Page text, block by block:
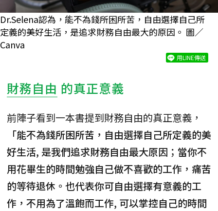
Dr.Selena認為，能不為錢所困所苦，自由選擇自己所
定義的美好生活，是追求財務自由最大的原因。 圖／
Canva
用LINE傳送
財務自由 的真正意義
前陣子看到一本書提到財務自由的真正意義，
「能不為錢所困所苦，自由選擇自己所定義的美
好生活, 是我們追求財務自由最大原因；當你不
用花畢生的時間勉強自己做不喜歡的工作，痛苦
的等待退休。也代表你可自由選擇有意義的工
作，不用為了溫飽而工作, 可以掌控自己的時間